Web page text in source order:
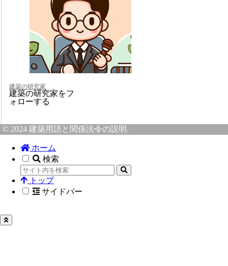
建築の研究家
建築の研究家をフ
ォローする
© 2024 建築用語と関係法令の説明.
ホーム
検索
トップ
サイドバー